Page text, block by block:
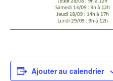
Ajouter au calendrier